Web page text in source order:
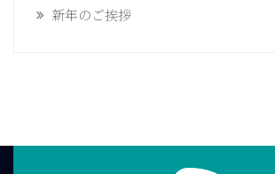
新年のご挨拶